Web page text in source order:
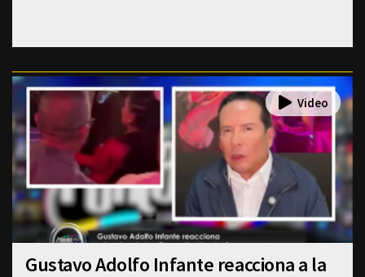
Gustavo Adolfo Infante reacciona a la